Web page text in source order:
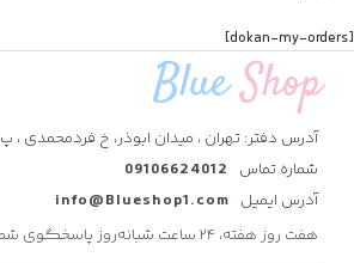
[dokan-my-orders]
آدرس دفتر: تهران ، میدان ابوذر، خ فردمحمدی ، پ 26 ، واحد1
شماره تماس 09106624012
آدرس ایمیل info@Blueshop1.com
هفت روز هفته، ۲۴ ساعت شبانه‌روز پاسخگوی شما هستیم.